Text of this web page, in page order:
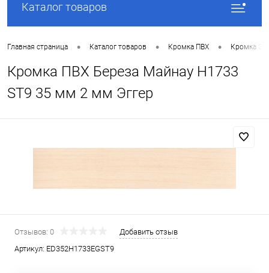
Каталог товаров
Главная страница • Каталог товаров • Кромка ПВХ • Кромка
Кромка ПВХ Береза Майнау Н1733
ST9 35 мм 2 мм Эггер
Отзывов: 0
Добавить отзыв
Артикул: ED352Н1733EGST9